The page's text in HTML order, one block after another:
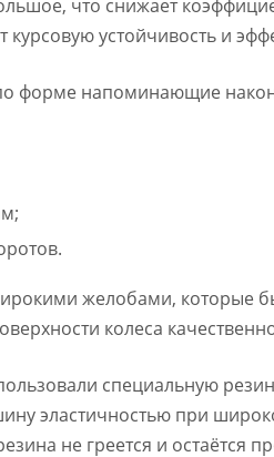
что снижает
устойчивость и
форме напоминающие
желобами, которые
колеса
специальную
эластичностью при
не греется и остаётся